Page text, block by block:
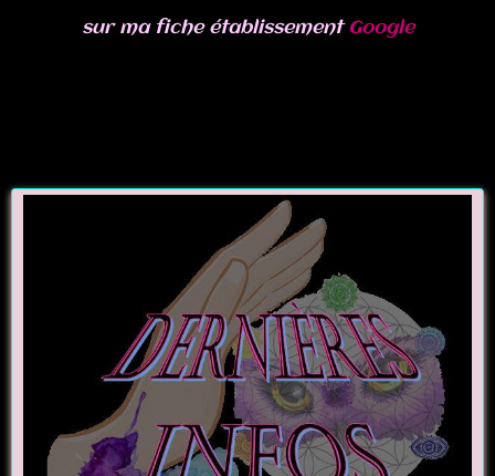
sur ma fiche établissement Google